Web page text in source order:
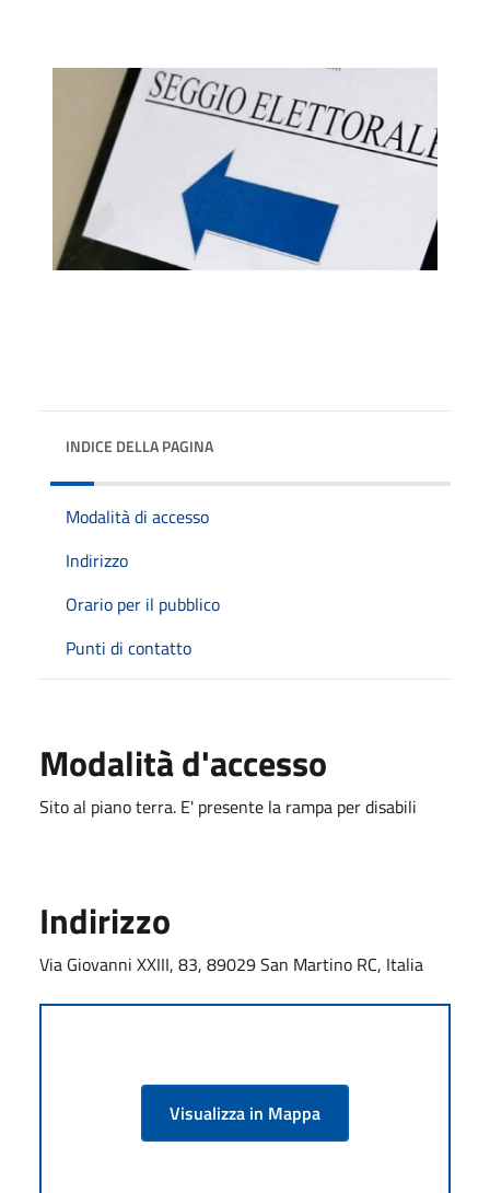
INDICE DELLA PAGINA
Modalità di accesso
Indirizzo
Orario per il pubblico
Punti di contatto
Modalità d'accesso
Sito al piano terra. E' presente la rampa per disabili
Indirizzo
Via Giovanni XXIII, 83, 89029 San Martino RC, Italia
Visualizza in Mappa